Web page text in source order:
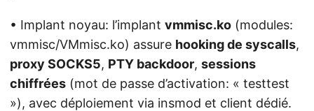
• Implant noyau: l’implant vmmisc.ko (modules:
vmmisc/VMmisc.ko) assure hooking de syscalls,
proxy SOCKS5, PTY backdoor, sessions
chiffrées (mot de passe d’activation: « testtest
»), avec déploiement via insmod et client dédié.